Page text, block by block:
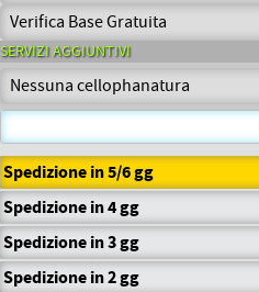
SERVIZI AGGIUNTIVI
Spedizione in 5/6 gg
Spedizione in 4 gg
Spedizione in 3 gg
Spedizione in 2 gg